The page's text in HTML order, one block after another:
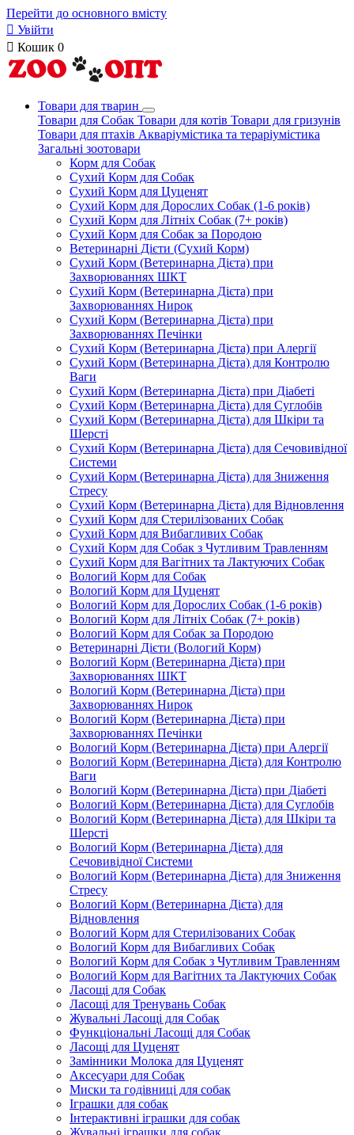
Перейти до основного вмісту
 Увійти
 Кошик 0
Товари для тварин
Товари для Собак Товари для котів Товари для гризунів
Товари для птахів Акваріумістика та тераріумістика
Загальні зоотовари
Корм для Собак
Сухий Корм для Собак
Сухий Корм для Цуценят
Сухий Корм для Дорослих Собак (1-6 років)
Сухий Корм для Літніх Собак (7+ років)
Сухий Корм для Собак за Породою
Ветеринарні Дієти (Сухий Корм)
Сухий Корм (Ветеринарна Дієта) при
Захворюваннях ШКТ
Сухий Корм (Ветеринарна Дієта) при
Захворюваннях Нирок
Сухий Корм (Ветеринарна Дієта) при
Захворюваннях Печінки
Сухий Корм (Ветеринарна Дієта) при Алергії
Сухий Корм (Ветеринарна Дієта) для Контролю
Ваги
Сухий Корм (Ветеринарна Дієта) при Діабеті
Сухий Корм (Ветеринарна Дієта) для Суглобів
Сухий Корм (Ветеринарна Дієта) для Шкіри та
Шерсті
Сухий Корм (Ветеринарна Дієта) для Сечовивідної
Системи
Сухий Корм (Ветеринарна Дієта) для Зниження
Стресу
Сухий Корм (Ветеринарна Дієта) для Відновлення
Сухий Корм для Стерилізованих Собак
Сухий Корм для Вибагливих Собак
Сухий Корм для Собак з Чутливим Травленням
Сухий Корм для Вагітних та Лактуючих Собак
Вологий Корм для Собак
Вологий Корм для Цуценят
Вологий Корм для Дорослих Собак (1-6 років)
Вологий Корм для Літніх Собак (7+ років)
Вологий Корм для Собак за Породою
Ветеринарні Дієти (Вологий Корм)
Вологий Корм (Ветеринарна Дієта) при
Захворюваннях ШКТ
Вологий Корм (Ветеринарна Дієта) при
Захворюваннях Нирок
Вологий Корм (Ветеринарна Дієта) при
Захворюваннях Печінки
Вологий Корм (Ветеринарна Дієта) при Алергії
Вологий Корм (Ветеринарна Дієта) для Контролю
Ваги
Вологий Корм (Ветеринарна Дієта) при Діабеті
Вологий Корм (Ветеринарна Дієта) для Суглобів
Вологий Корм (Ветеринарна Дієта) для Шкіри та
Шерсті
Вологий Корм (Ветеринарна Дієта) для
Сечовивідної Системи
Вологий Корм (Ветеринарна Дієта) для Зниження
Стресу
Вологий Корм (Ветеринарна Дієта) для
Відновлення
Вологий Корм для Стерилізованих Собак
Вологий Корм для Вибагливих Собак
Вологий Корм для Собак з Чутливим Травленням
Вологий Корм для Вагітних та Лактуючих Собак
Ласощі для Собак
Ласощі для Тренувань Собак
Жувальні Ласощі для Собак
Функціональні Ласощі для Собак
Ласощі для Цуценят
Замінники Молока для Цуценят
Аксесуари для Собак
Миски та годівниці для собак
Іграшки для собак
Інтерактивні іграшки для собак
Жувальні іграшки для собак